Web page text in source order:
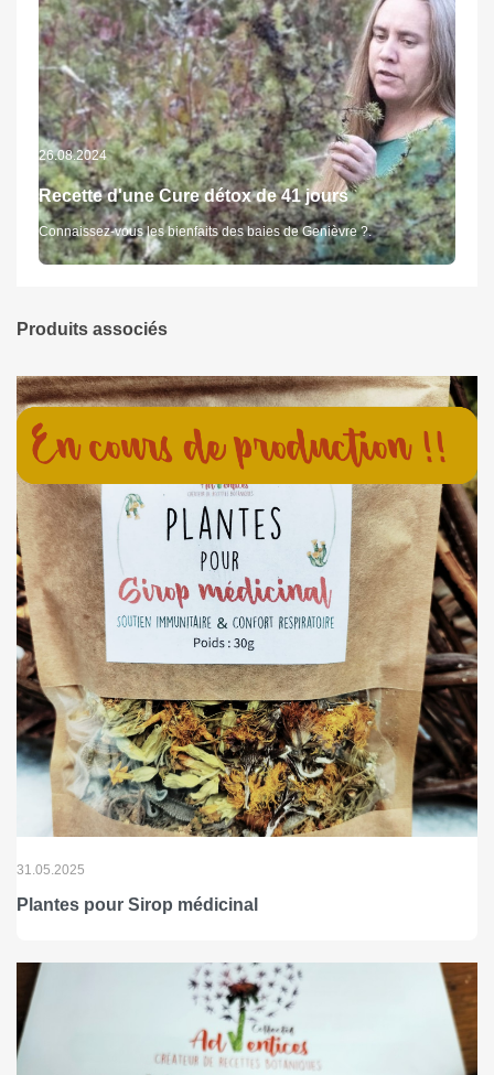
26.08.2024
Recette d'une Cure détox de 41 jours
Connaissez-vous les bienfaits des baies de Genièvre ?.
Produits associés
31.05.2025
Plantes pour Sirop médicinal